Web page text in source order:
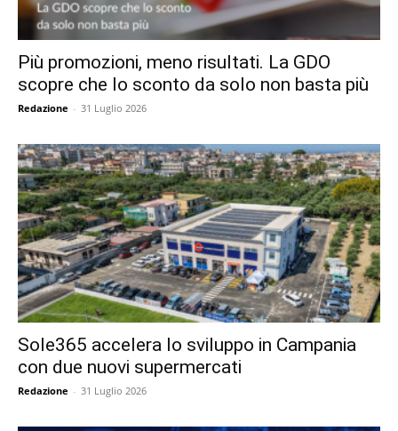
Più promozioni, meno risultati. La GDO
scopre che lo sconto da solo non basta più
Redazione - 31 Luglio 2026
Sole365 accelera lo sviluppo in Campania
con due nuovi supermercati
Redazione - 31 Luglio 2026